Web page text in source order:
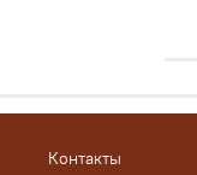
Контакты